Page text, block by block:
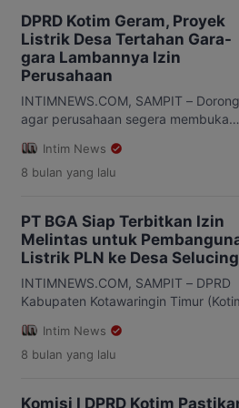
DPRD Kotim Geram, Proyek
Listrik Desa Tertahan Gara-
gara Lambannya Izin
Perusahaan
INTIMNEWS.COM, SAMPIT –
agar perusahaan segera membuka
di Kotawaringin Timur kembali
menguat. Anggota Komisi I DPRD
perusahaan menjadi penghambat
utama realisasi program elektrifikasi
yang ditargetkan rampung pada
Devi menyampaikan hal itu pada
Selasa, 25 November 2025, usai
Intim News
8 bulan yang lalu
PT BGA Siap Terbitkan Izin
Melintas untuk
Listrik PLN ke Desa Selucing
INTIMNEWS.COM, SAMPIT – DPRD
Kabupaten Kotawaringin Timur
Gunajaya Agro (BGA) siap
izin melintas untuk pembangunan
Intim News
8 bulan yang lalu
Komisi I DPRD Kotim